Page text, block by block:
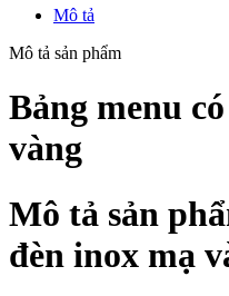
Mô tả
Mô tả sản phẩm
Bảng menu
vàng
Mô tả sản
đèn inox mạ